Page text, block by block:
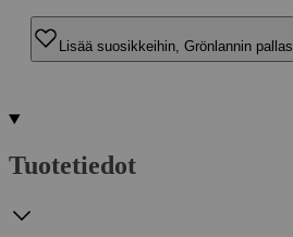
Lisää suosikkeihin, Grönlannin pallas
Tuotetiedot